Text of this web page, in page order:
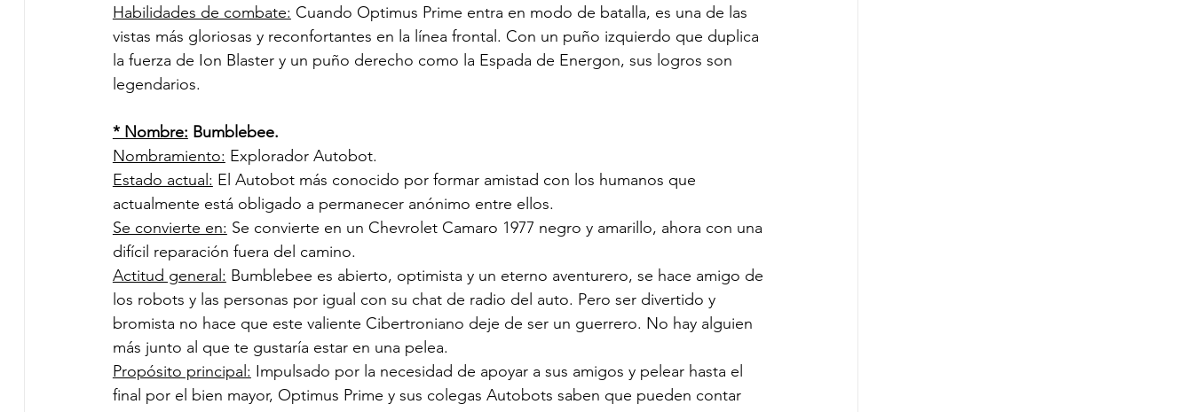
Habilidades de combate: Cuando Optimus Prime entra en modo de batalla, es una de las
vistas más gloriosas y reconfortantes en la línea frontal. Con un puño izquierdo que duplica
la fuerza de Ion Blaster y un puño derecho como la Espada de Energon, sus logros son
legendarios.
* Nombre: Bumblebee.
Nombramiento: Explorador Autobot.
Estado actual: El Autobot más conocido por formar amistad con los humanos que
actualmente está obligado a permanecer anónimo entre ellos.
Se convierte en: Se convierte en un Chevrolet Camaro 1977 negro y amarillo, ahora con una
difícil reparación fuera del camino.
Actitud general: Bumblebee es abierto, optimista y un eterno aventurero, se hace amigo de
los robots y las personas por igual con su chat de radio del auto. Pero ser divertido y
bromista no hace que este valiente Cibertroniano deje de ser un guerrero. No hay alguien
más junto al que te gustaría estar en una pelea.
Propósito principal: Impulsado por la necesidad de apoyar a sus amigos y pelear hasta el
final por el bien mayor, Optimus Prime y sus colegas Autobots saben que pueden contar